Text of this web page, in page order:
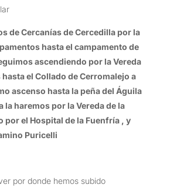
de Cercanías de Cercedilla por la
hasta el campamento de
ascendiendo por la Vereda
el Collado de Cerromalejo a
ascenso hasta la peña del Águila
la haremos por la Vereda de la
por el Hospital de la Fuenfría , y
Puricelli
por donde hemos subido